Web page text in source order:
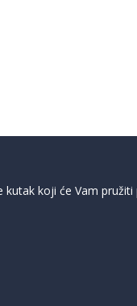
koji će Vam